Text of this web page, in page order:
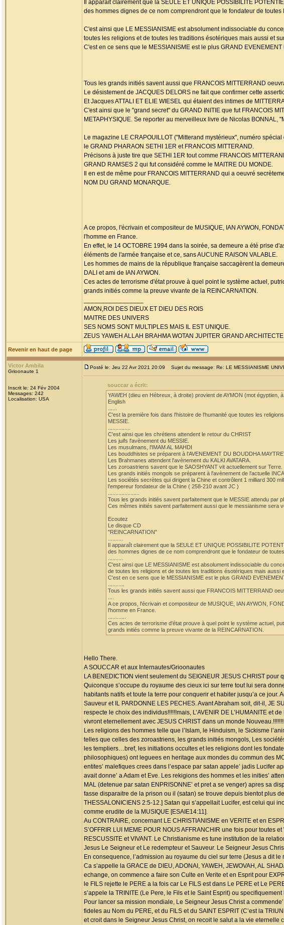
Il apparaît clairement que la SEULE ET UNIQUE POSSIBILITE
des hommes dignes de ce nom comprendront que le fondateur de
C'est ainsi que LE MESSIANISME est absolument indissociable du
toutes les religions et de toutes les traditions ésotériques mais aussi et
C'est en ce sens que le MESSIANISME est le plus GRAND
Tous les grands initiés savent aussi que FRANCOIS MITTERRAND
Le désistement de JACQUES DELORS ne fait que confirmer cette
Et Jacques ATTALI ET ELIE WIESEL qui étaient des intimes de
C'est ainsi que le "grand secret" du GRAND INITIE que fut FRANCOIS
METAPHYSIQUE. Se reporter au merveilleux livre de Nicolas BONNAL,
Le magazine LE CRAPOUILLOT ("Mitterand mystérieux", numéro
le GRAND PHARAON SETHI 1ER et FRANCOIS MITTERAND.
Précisons à juste tire que SETHI 1ER tout comme FRANCOIS
GRAND RAMSES 2 qui fut considéré comme le MAITRE DU MONDE.
Il en est de même pour FRANCOIS MITTERRAND qui a oeuvré
NOM DU GRAND MONARQUE.
A ce propos, l'écrivain et compositeur de MUSIQUE, IAN AYWON,
l'homme en France.
En effet, le 14 OCTOBRE 1994 dans la soirée, sa demeure a été prise
éléments de l'armée française et ce, sans AUCUNE RAISON VALABLE.
Les hommes de mains de la république française saccagèrent la
DALI et ami de IAN AYWON.
Ces actes de terrorisme d'état prouve à quel point le système actuel,
grands initiés comme la preuve vivante de la REINCARNATION.
AMON,ROI DES DIEUX ET DIEU DES ROIS
MAITRE DES UNIVERS
SES NOMS SONT MULTIPLES MAIS IL EST UNIQUE.
ZEUS YAWEH ALLAH BRAHMA WOTAN JUPITER GRAND
Revenir en haut de page
Victor Ambila
Grioonaute 1
Inscrit le: 24 Fév 2004
Messages: 242
Localisation: USA
Posté le: Jeu 22 Avr 2021 20:09 Sujet du message: Re: LE MESSIANISME
souccar a écrit:
YAWEH (dieu en Hébreux, à droite) provient de AYMON (mot égyptien,
English
C'est la première fois dans l'histoire de l'humanité que toutes les
MESSIE.
C'est ainsi que les chrétiens attendent le retour du CHRIST
Les juifs l'avènement du MESSIE.
Les musulmans, l'IMAM AL MAHDI
Les bouddhistes se préparent à l'AVENEMENT DU BOUDDHA
Les Brahmanes attendent l'avènement du KALKI AVATARA.
Les zoroastriens savent que le SAOSHYANT vit actuellement sur Terre.
Les grands initiés mongols se préparent à l'avènement de l'actuelle
Les sociétés secrètes qui dirigent la Chine et contrôlent 1 milliard 300
l'empereur fondateur de la Chine ( 258-210 avant JC )
Tous les grands initiés savent parfaitement que le MESSIE attendu par
Ces mêmes initiés savent parfaitement aussi que le messianisme sera
Ecoutez
Le disque CD
"REINCARNATION"
Il apparaît clairement que la SEULE ET UNIQUE POSSIBILITE
des hommes dignes de ce nom comprendront que le fondateur de
C'est ainsi que LE MESSIANISME est absolument indissociable du
de toutes les religions et de toutes les traditions ésotériques mais aussi
C'est en ce sens que le MESSIANISME est le plus GRAND
Tous les grands initiés savent aussi que FRANCOIS MITTERRAND
A ce propos, l'écrivain et compositeur de MUSIQUE, IAN AYWON,
l'homme en France.
Ces actes de terrorisme d'état prouve à quel point le système actuel,
grands initiés comme la preuve vivante de la REINCARNATION.
Hello There.
A SOUCCAR et aux Internautes/Grioonautes
LA BENEDICTION vient seulement du SEIGNEUR JESUS CHRIST
Quiconque s’occupe du royaume des cieux ici sur terre tout lui sera
habitants natifs et toute la terre pour conquerir et habiter jusqu’a ce
Sauveur et IL PARDONNE LES PECHES. Avant Abraham soit, dit-il, JE
respecte le choix des individus!!!!!!mais, L’AVENIR DE L’HUMANITE et
vivront eternellement avec JESUS CHRIST dans un monde
Les religions des hommes telle que l’Islam, le Hinduism, le Sickisme
telles que celles des zoroastriens, les grands initiés mongols, Les
les templiers…bref, les initiations occultes et les religions dont les
philosophiques) ont leguees en heritage aux mondes du commun des
entites’ malefiques crees dans l’espace par satan appele’ jadis Lucifer
avait donne’ a Adam et Eve. Les rekigions des hommes et les inities’
MAL (detenue par satan ENPRISONNE’ et pret a se venger) apres sa
fasse disparaitre de la prison ou il (satan) se trouve depuis bientot plus
THESSALONICIENS 2:5-12.] Satan qui s’appellait Lucifer, est celui qui
comme erudite de la MUSIQUE [ESAIE14:11].
Au CONTRAIRE, concernant LE CHRISTIANISME en VERITE et en
S’OFFRIR LUI MEME POUR NOUS AFFRANCHIR une fois pour toutes
RESCUSSITE et VIVANT. Le Christianisme es tune institution de la
Jesus Le Seigneur et Le redempteur et Sauveur. Le Seigneur Jesus
En consequence, l’admission au royaume du ciel sur terre (Jesus a dit
Ca s’appelle la GRACE de DIEU, ADONAI, YAWEH, JEWOVAH, AL
echange, on commence a faire son Culte en Verite et en Esprit pour
le FILS rejette le PERE a la fois car Le FILS est dans Le PERE et Le
s’appele la TRINITE (Le Pere, le Fils et le Saint Esprit) ou specifiquement
Pour lancer sa mission mondiale, Le Seigneur Jesus Christ a
fideles au Nom du PERE, et du FILS et du SAINT ESPRIT (C’est la
et croit dans le Seigneur Jesus Christ, on recoit le salut a la vie eternelle